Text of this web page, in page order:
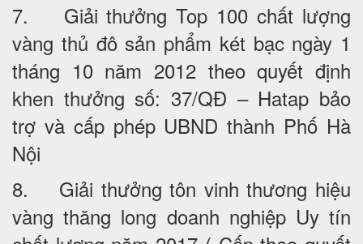
7. Giải thưởng Top 100 chất lượng
vàng thủ đô sản phẩm két bạc ngày 1
tháng 10 năm 2012 theo quyết định
khen thưởng số: 37/QĐ – Hatap bảo
trợ và cấp phép UBND thành Phố Hà
Nội
8. Giải thưởng tôn vinh thương hiệu
vàng thăng long doanh nghiệp Uy tín